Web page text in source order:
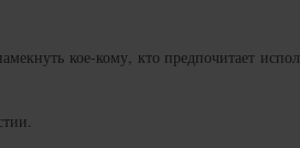
кое-кому, кто предпочитает